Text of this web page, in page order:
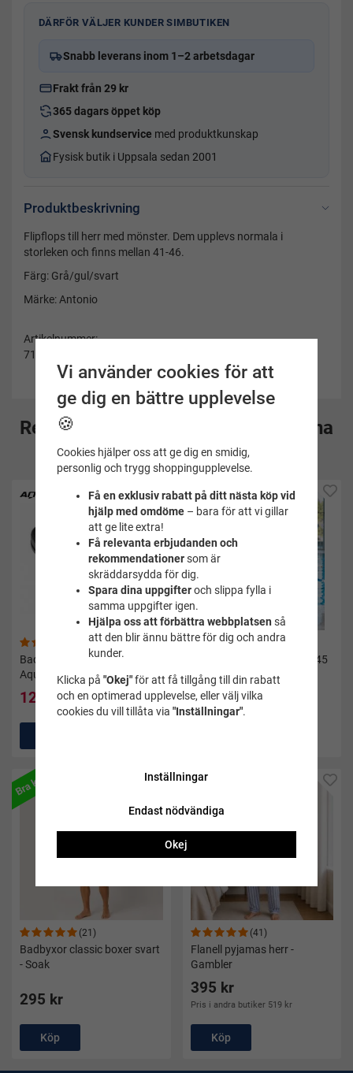
DÄRFÖR VÄLJER KUNDER SIMBUTIKEN
Snabb leverans inom 1–2 arbetsdagar
Frakt från 29 kr
365 dagars öppet köp
Svensk kundservice med produktkunskap
Fysisk butik i Uppsala sedan 2001
Produktbeskrivning
Flipflops till herr med mönster. Dem upplevs normala i
storleken och finns mellan 41-46.
Färg: Grå/gul/svart
Märke: Antonio
Artikelnummer:
71.00535.99-45/46-gul
Rekommenderade tillbehör till denna
produkt
(50)
Badtofflor Gabo svart -
Aquarapid
127 kr 159 kr
(10)
Badbyxor classic jammer 45
svart från Soak
Bra köp
295 kr
(21)
Badbyxor classic boxer svart
- Soak
Bra köp
295 kr
Köp
(41)
Flanell pyjamas herr -
Gambler
Rekommenderas
395 kr
Pris i andra butiker 519 kr
Köp
Vi använder cookies för att
ge dig en bättre upplevelse
🍪
Cookies hjälper oss att ge dig en smidig,
personlig och trygg shoppingupplevelse.
Få en exklusiv rabatt på ditt nästa köp vid
hjälp med omdöme– bara för att vi gillar
att ge lite extra!
Få relevanta erbjudanden och
rekommendationersom är
skräddarsydda för dig.
Spara dina uppgifteroch slippa fylla i
samma uppgifter igen.
Hjälpa oss att förbättra webbplatsen så
att den blir ännu bättre för dig och andra
kunder.
Klicka på "Okej"för att få tillgång till din rabatt
och en optimerad upplevelse, eller välj vilka
cookies du vill tillåta via "Inställningar".
Inställningar
Endast nödvändiga
Okej